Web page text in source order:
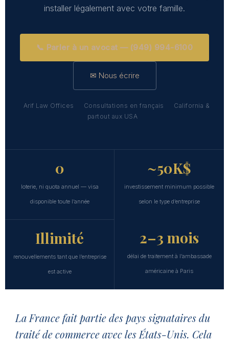
installer légalement avec votre famille.
📞 Parler à un avocat — (949) 994-6100
✉ Nous écrire
Arif Law Offices Consultations en français
California &
partout aux USA
0
loterie, ni quota annuel — visa
disponible toute l’année
~50K$
investissement minimum possible
selon le type d’entreprise
Illimité
renouvellements tant que l’entreprise
est active
2–3 mois
délai de traitement à l’ambassade
américaine à Paris
La France fait partie des pays signataires du
traité de commerce avec les États-Unis. Cela